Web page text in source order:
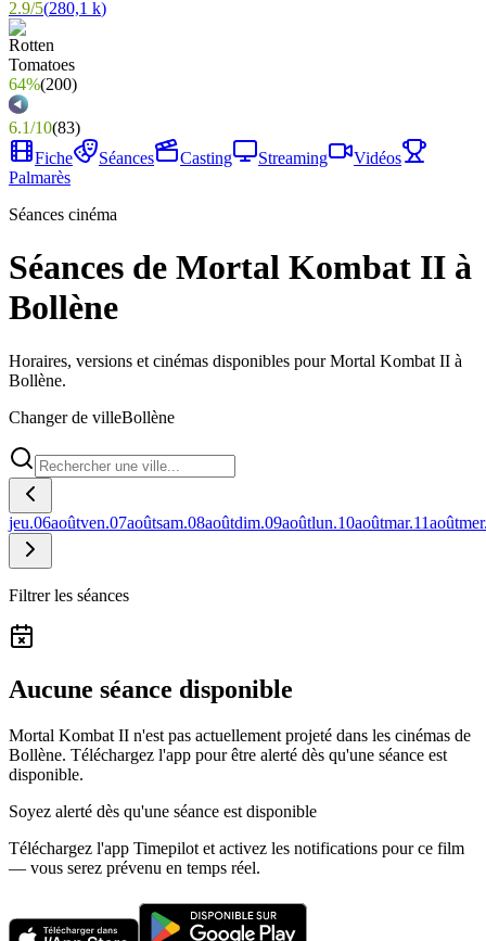
2.9/5(280,1 k)
64%(200)
6.1/10(83)
Fiche
Séances Casting Streaming
Vidéos
Palmarès
Séances cinéma
Séances de Mortal Kombat II à
Bollène
Horaires, versions et cinémas disponibles pour Mortal Kombat II à
Bollène.
Changer de villeBollène
jeu.06aoûtven.07aoûtsam.08aoûtdim.09aoûtlun.10aoûtmar.11août
Filtrer les séances
Aucune séance disponible
Mortal Kombat II n'est pas actuellement projeté dans les cinémas de
Bollène. Téléchargez l'app pour être alerté dès qu'une séance est
disponible.
Soyez alerté dès qu'une séance est disponible
Téléchargez l'app Timepilot et activez les notifications pour ce film
— vous serez prévenu en temps réel.